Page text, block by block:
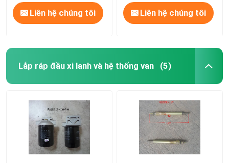
Liên hệ chúng tôi Liên hệ chúng tôi
Lắp ráp đầu xi lanh và hệ thống van (5)